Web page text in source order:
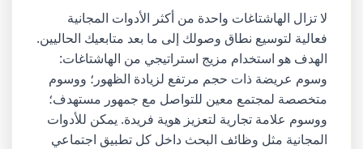
لا تزال الهاشتاغات واحدة من أكثر الأدوات المجانية
فعالية لتوسيع نطاق وصولك إلى ما بعد متابعيك الحاليين.
الهدف هو استخدام مزيج استراتيجي من الهاشتاغات:
وسوم عريضة ذات حجم مرتفع لزيادة الظهور؛ ووسوم
متخصصة لمجتمع معين للتواصل مع جمهور مستهدف؛
ووسوم علامة تجارية لتعزيز هوية فريدة. يمكن للأدوات
المجانية مثل وظائف البحث داخل كل تطبيق اجتماعي